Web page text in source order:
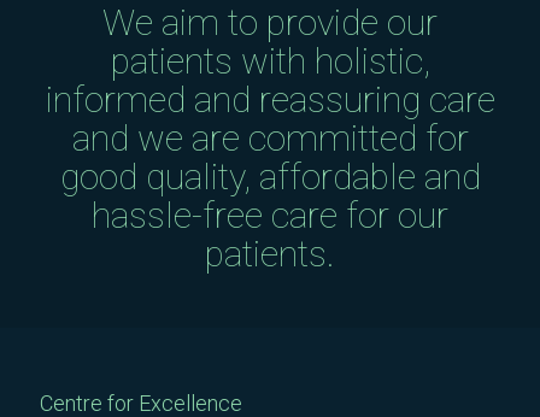
We aim to provide our
patients with holistic,
informed and reassuring care
and we are committed for
good quality, affordable and
hassle-free care for our
patients.
Centre for Excellence